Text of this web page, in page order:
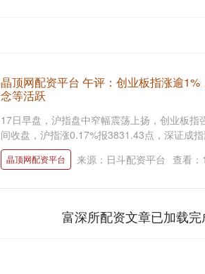
晶顶网配资平台 午评：创业板指涨逾
念等活跃
17日早盘，沪指盘中窄幅震荡上扬，创业板
间收盘，沪指涨0.17%报3831.43点，深证成
晶顶网配资平台 来源：日斗配资平台 查看：
富深所配资文章已加载完